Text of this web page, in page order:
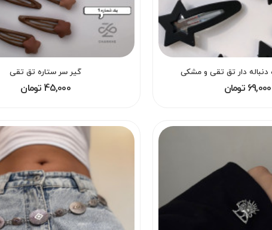
دنباله دار تق تقی و مشکی
69,000 تومان
گیر سر ستاره تق تقی
45,000 تومان